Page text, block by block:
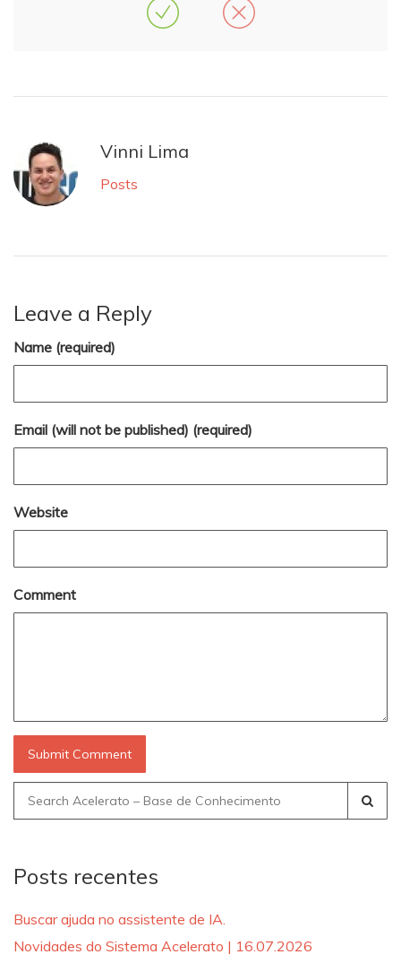
Vinni Lima
Posts
Leave a Reply
Name (required)
Email (will not be published) (required)
Website
Comment
Search
for:
Posts recentes
Buscar ajuda no assistente de IA.
Novidades do Sistema Acelerato | 16.07.2026